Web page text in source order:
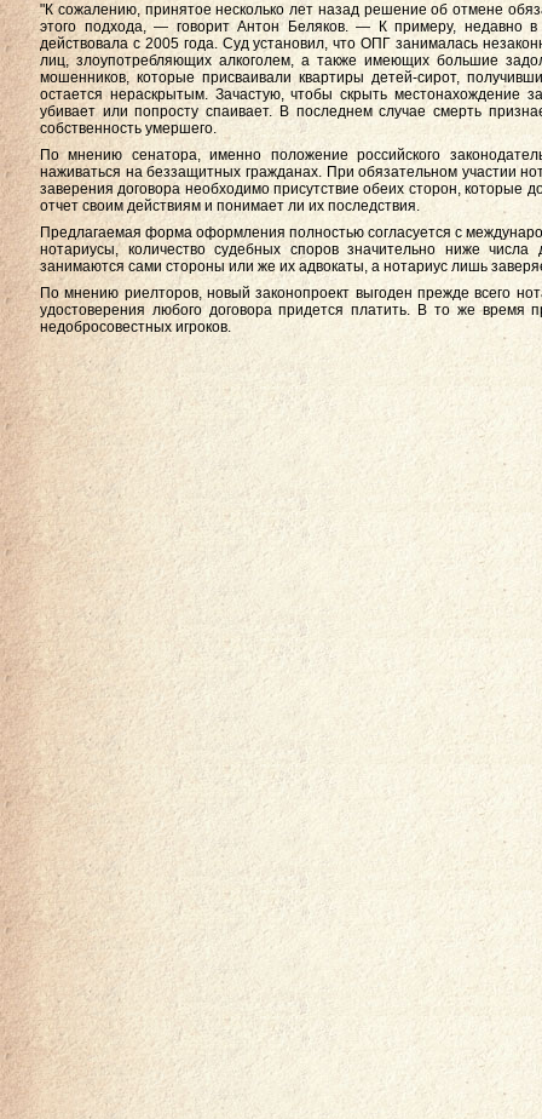
"К сожалению, принятое несколько лет назад решение об отмене
этого подхода, — говорит Антон Беляков. — К примеру, недавно в
действовала с 2005 года. Суд установил, что ОПГ занималась
лиц, злоупотребляющих алкоголем, а также имеющих большие
мошенников, которые присваивали квартиры детей-сирот,
остается нераскрытым. Зачастую, чтобы скрыть местонахождение
убивает или попросту спаивает. В последнем случае смерть
собственность умершего.
По мнению сенатора, именно положение российского
наживаться на беззащитных гражданах. При обязательном участии
заверения договора необходимо присутствие обеих сторон,
отчет своим действиям и понимает ли их последствия.
Предлагаемая форма оформления полностью согласуется с
нотариусы, количество судебных споров значительно ниже
занимаются сами стороны или же их адвокаты, а нотариус лишь
По мнению риелторов, новый законопроект выгоден прежде всего
удостоверения любого договора придется платить. В то же время
недобросовестных игроков.